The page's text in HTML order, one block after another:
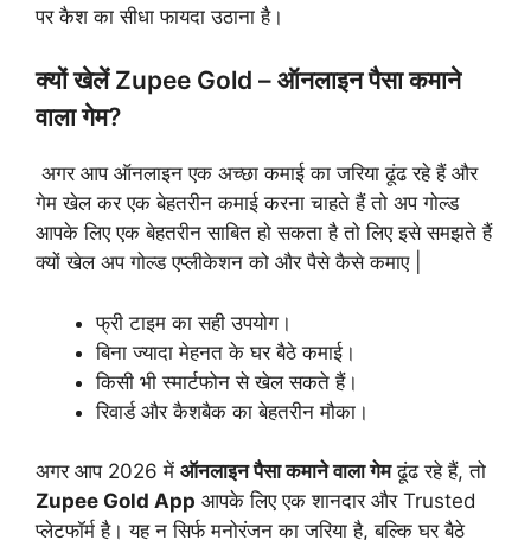
पर कैश का सीधा फायदा उठाना है।
क्यों खेलें Zupee Gold – ऑनलाइन पैसा कमाने
वाला गेम?
अगर आप ऑनलाइन एक अच्छा कमाई का जरिया ढूंढ रहे हैं और
गेम खेल कर एक बेहतरीन कमाई करना चाहते हैं तो अप गोल्ड
आपके लिए एक बेहतरीन साबित हो सकता है तो लिए इसे समझते हैं
क्यों खेल अप गोल्ड एप्लीकेशन को और पैसे कैसे कमाए |
फ्री टाइम का सही उपयोग।
बिना ज्यादा मेहनत के घर बैठे कमाई।
किसी भी स्मार्टफोन से खेल सकते हैं।
रिवार्ड और कैशबैक का बेहतरीन मौका।
अगर आप 2026 में ऑनलाइन पैसा कमाने वाला गेमढूंढ रहे हैं, तो
Zupee Gold App आपके लिए एक शानदार और Trusted
प्लेटफॉर्म है। यह न सिर्फ मनोरंजन का जरिया है, बल्कि घर बैठे